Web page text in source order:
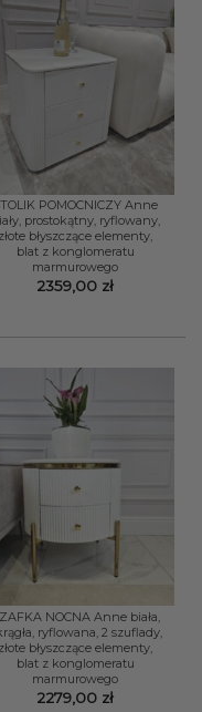
POMOCNICZY Anne
prostokątny, ryflowany,
złote błyszczące elementy,
blat z konglomeratu
marmurowego
2359,00 zł
NOCNA Anne biała,
ryflowana, 2 szuflady,
złote błyszczące elementy,
blat z konglomeratu
marmurowego
2279,00 zł